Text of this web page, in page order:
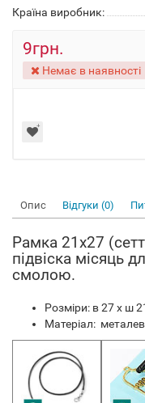
Країна виробник:
9грн.
Немає в наявності
Опис Відгуки (0)
Рамка 21x27
підвіска місяць
смолою.
Розміри: в 27 х ш
Матеріал: